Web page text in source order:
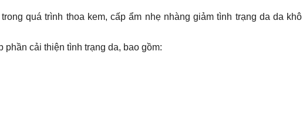
quá trình thoa kem, cấp ẩm nhẹ nhàng giảm tình trạng da da
phần cải thiện tình trạng da, bao gồm: